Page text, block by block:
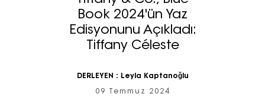
Book 2024'ün Yaz
Edisyonunu Açıkladı:
Tiffany Céleste
DERLEYEN : Leyla Kaptanoğlu
09 Temmuz 2024